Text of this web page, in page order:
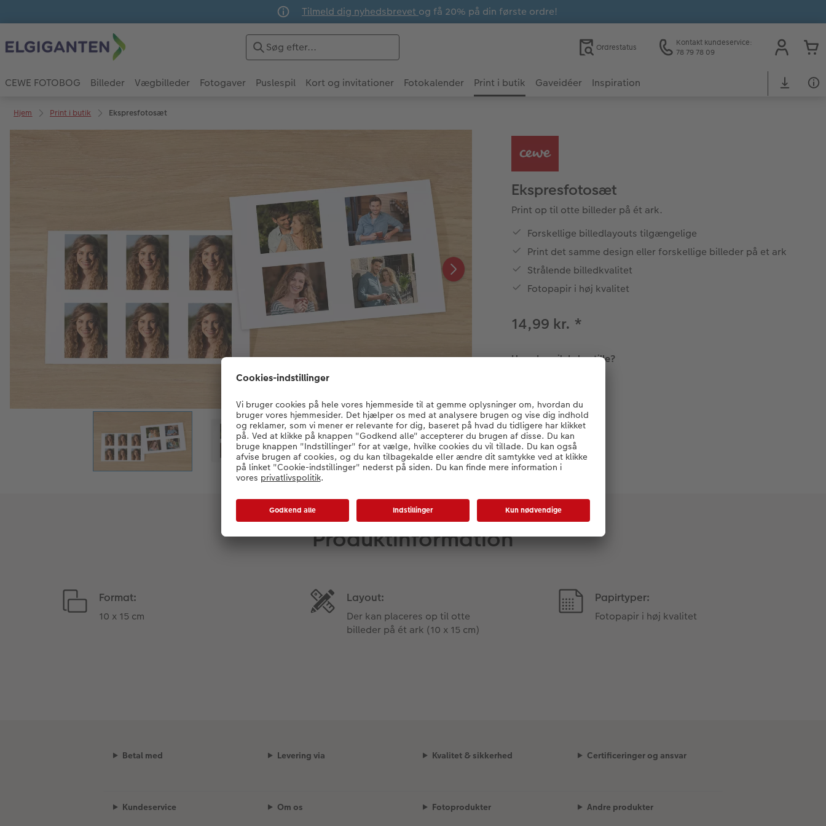
Tilmeld dig nyhedsbrevet og få 20% på din første ordre!
Ordrestatus
Kontakt kundeservice:
78 79 78 09
CEWE FOTOBOG Billeder Vægbilleder Fotogaver Puslespil Kort og invitationer Fotokalender Print i butik Gaveidéer Inspiration
Hjem Print i butik Ekspresfotosæt
Ekspresfotosæt
Print op til otte billeder på ét ark.
Forskellige billedlayouts tilgængelige
Print det samme design eller forskellige billeder på et ark
Strålende billedkvalitet
Fotopapir i høj kvalitet
14,99 kr. *
Hvordan vil du bestille?
Produktinformation
Format:
10 x 15 cm
Layout:
Der kan placeres op til otte
billeder på ét ark (10 x 15 cm)
Papirtyper:
Fotopapir i høj kvalitet
Betal med Levering via Kvalitet & sikkerhed Certificeringer og ansvar
Kundeservice Om os Fotoprodukter Andre produkter